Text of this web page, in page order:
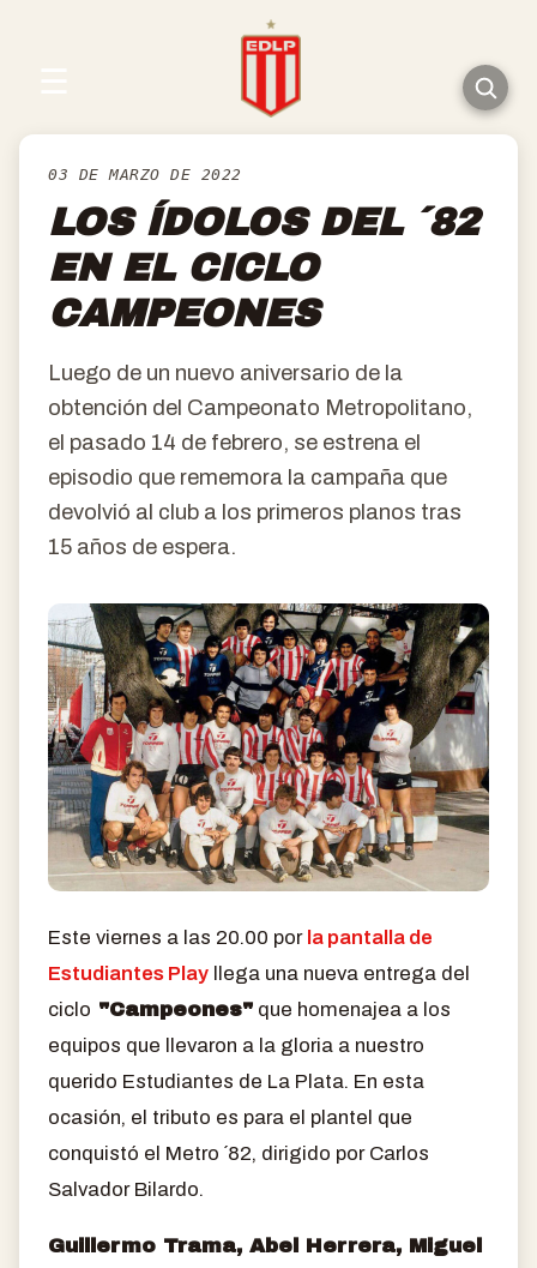
03 DE MARZO DE 2022
LOS ÍDOLOS DEL ´82
EN EL CICLO
CAMPEONES
Luego de un nuevo aniversario de la
obtención del Campeonato Metropolitano,
el pasado 14 de febrero, se estrena el
episodio que rememora la campaña que
devolvió al club a los primeros planos tras
15 años de espera.
Este viernes a las 20.00 por la pantalla de
Estudiantes Play llega una nueva entrega del
ciclo "Campeones" que homenajea a los
equipos que llevaron a la gloria a nuestro
querido Estudiantes de La Plata. En esta
ocasión, el tributo es para el plantel que
conquistó el Metro ´82, dirigido por Carlos
Salvador Bilardo.
Guillermo Trama, Abel Herrera, Miguel